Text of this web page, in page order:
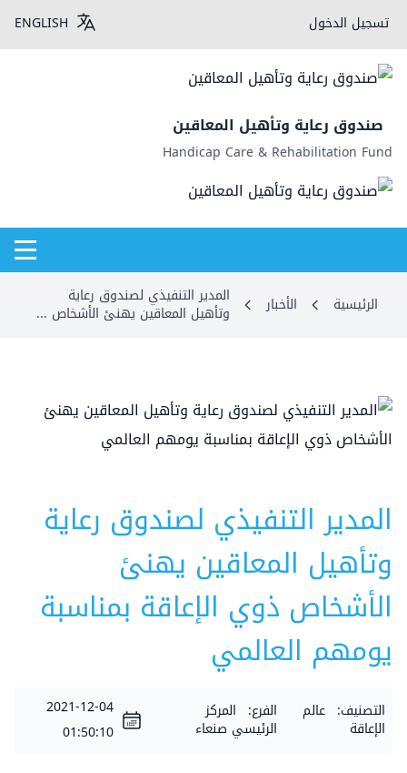
تسجيل الدخول ENGLISH
صندوق رعاية وتأهيل المعاقين
Handicap Care & Rehabilitation Fund
الرئيسية الأخبار المدير التنفيذي لصندوق رعاية
وتأهيل المعاقين يهنئ الأشخاص ...
المدير التنفيذي لصندوق رعاية
وتأهيل المعاقين يهنئ
الأشخاص ذوي الإعاقة بمناسبة
يومهم العالمي
التصنيف: عالم
الإعاقة
الفرع: المركز
الرئيسي صنعاء
2021-12-04
01:50:10